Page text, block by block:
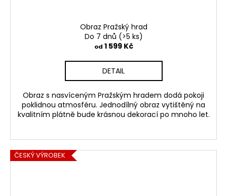
Obraz Pražský hrad
Do 7 dnů (>5 ks)
od 1 599 Kč
DETAIL
Obraz s nasvíceným Pražským hradem dodá pokoji
poklidnou atmosféru. Jednodílný obraz vytištěný na
kvalitním plátně bude krásnou dekorací po mnoho let.
ČESKÝ VÝROBEK